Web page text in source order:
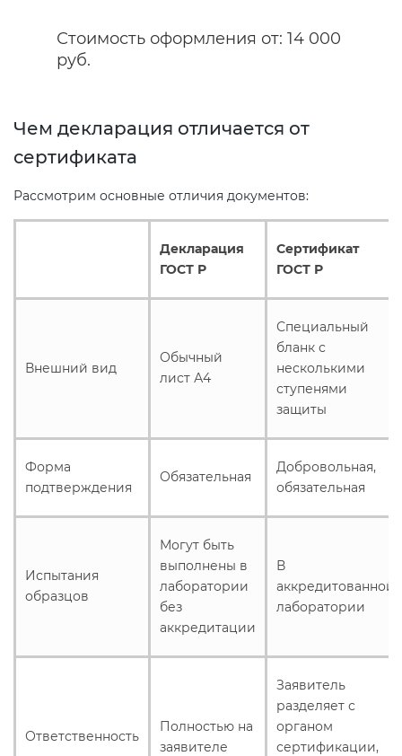
Стоимость оформления от: 14 000
руб.
Чем декларация отличается от
сертификата
Рассмотрим основные отличия документов:
Декларация
ГОСТ Р
Сертификат
ГОСТ Р
Внешний вид
Обычный
лист А4
Специальный
бланк с
несколькими
ступенями
защиты
Форма
подтверждения
Обязательная
Добровольная,
обязательная
Испытания
образцов
Могут быть
выполнены в
лаборатории
без
аккредитации
В
аккредитованной
лаборатории
Ответственность
Полностью на
заявителе
Заявитель
разделяет с
органом
сертификации,
Сертификация спортивных
товаров
Сертификация электротехники
Декларация ТР ТС
ТС 009)
по схеме 5Д (ТР ТС 010)
Декларирование пищевой
продукции (ТР ТС 021)
совместимости (ТР ТС 020)
Сертификация детских товаров
(ТР ТС 007)
Сертификация товаров легкой
промышленности (ТР ТС 017)
Сертификация промышленного
оборудования (ТР ТС 010)
индивидуальной защиты (ТР ТС